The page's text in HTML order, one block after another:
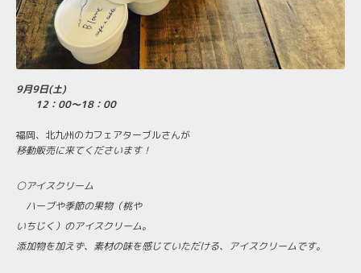
9月9日(土)
12：00～18：00
福岡、北九州のカフェアターブルさんが
移動販売に来てくださいます！
⚪アイスクリーム
ハーブや季節の果物（桃や
いちじく）のアイスクリーム。
添加物を加えず、素材の味を感じていただける、アイスクリームです。